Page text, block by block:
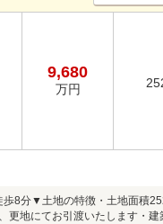
9,680
万円
8分▼土地の特徴・土地面積
地にてお引渡いたします・